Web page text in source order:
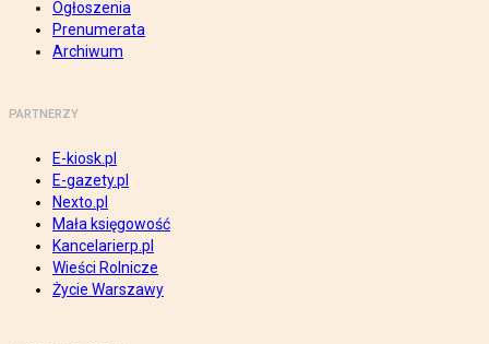
Ogłoszenia
Prenumerata
Archiwum
PARTNERZY
E-kiosk.pl
E-gazety.pl
Nexto.pl
Mała księgowość
Kancelarierp.pl
Wieści Rolnicze
Życie Warszawy